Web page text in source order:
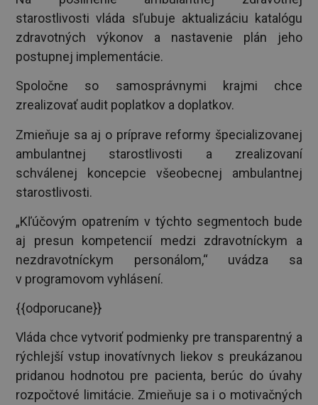
starostlivosti vláda sľubuje aktualizáciu katalógu
zdravotných výkonov a nastavenie plán jeho
postupnej implementácie.
Spoločne so samosprávnymi krajmi chce
zrealizovať audit poplatkov a doplatkov.
Zmieňuje sa aj o príprave reformy špecializovanej
ambulantnej starostlivosti a zrealizovaní
schválenej koncepcie všeobecnej ambulantnej
starostlivosti.
„Kľúčovým opatrením v týchto segmentoch bude
aj presun kompetencií medzi zdravotníckym a
nezdravotníckym personálom,“ uvádza sa
v programovom vyhlásení.
{{odporucane}}
Vláda chce vytvoriť podmienky pre transparentný a
rýchlejší vstup inovatívnych liekov s preukázanou
pridanou hodnotou pre pacienta, berúc do úvahy
rozpočtové limitácie. Zmieňuje sa i o motivačných